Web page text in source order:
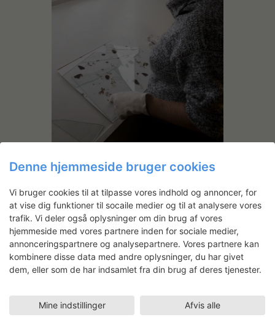
Denne hjemmeside bruger cookies
Vi bruger cookies til at tilpasse vores indhold og annoncer, for
at vise dig funktioner til socaile medier og til at analysere vores
trafik. Vi deler også oplysninger om din brug af vores
hjemmeside med vores partnere inden for sociale medier,
annonceringspartnere og analysepartnere. Vores partnere kan
kombinere disse data med andre oplysninger, du har givet
dem, eller som de har indsamlet fra din brug af deres tjenester.
Mine indstillinger Afvis alle